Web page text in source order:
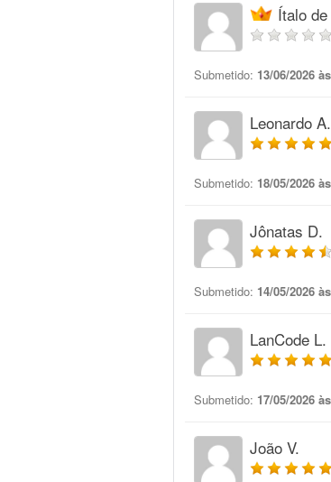
Ítalo
Submetido: 13/06/2026
Leonardo A.
Submetido: 18/05/2026
Jônatas D.
Submetido: 14/05/2026
LanCode L.
Submetido: 17/05/2026
João V.